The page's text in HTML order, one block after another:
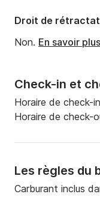
Check-in et
Horaire de check-
Horaire de check-
Les règles du
Carburant inclus
Droit de
Non. En savoir plus